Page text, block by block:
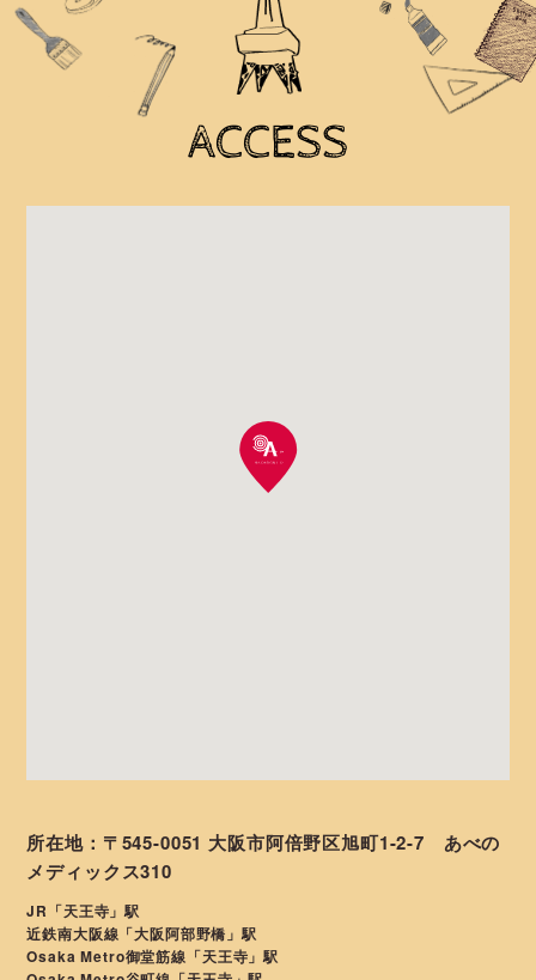
ACCESS
所在地：〒545-0051 大阪市阿倍野区旭町1-2-7 あべの
メディックス310
JR「天王寺」駅
近鉄南大阪線「大阪阿部野橋」駅
Osaka Metro御堂筋線「天王寺」駅